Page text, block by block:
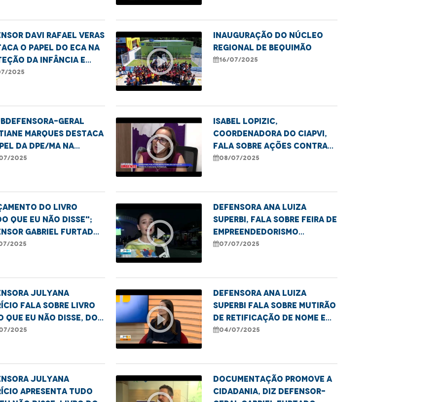
Davi Rafael Veras
o papel do ECA na
da infância e
2025 play_circle_outline
Inauguração do Núcleo
Regional de Bequimão
16/07/2025
geral
Marques destaca
da DPE/MA na
de direitos
2025 play_circle_outline
Isabel Lopizic,
coordenadora do CIAPVI,
fala sobre ações contra
violência a idosos no
08/07/2025
do livro
que eu não disse";
Gabriel Furtado
ressocialização
2025 play_circle_outline
Defensora Ana Luiza
Superbi, fala sobre feira de
empreendedorismo
promovida pela DPE/MA em
07/07/2025
Julyana
fala sobre livro
Que Eu Não Disse, do
Escrita que
2025 play_circle_outline
Defensora Ana Luiza
Superbi fala sobre mutirão
de retificação de nome e
sexo em Imperatriz
04/07/2025
Julyana
apresenta Tudo
Documentação promove a
cidadania, diz defensor-